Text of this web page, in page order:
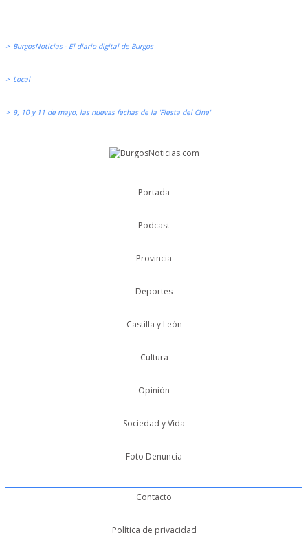
> BurgosNoticias - El diario digital de Burgos
> Local
> 9, 10 y 11 de mayo, las nuevas fechas de la 'Fiesta del Cine'
Portada
Podcast
Provincia
Deportes
Castilla y León
Cultura
Opinión
Sociedad y Vida
Foto Denuncia
Contacto
Política de privacidad